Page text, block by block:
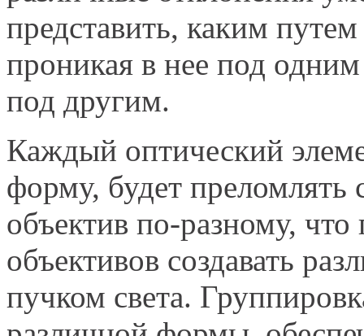
представить, каким
проникая в нее под
под другим.
Каждый оптический
форму, будет преломлять
объектив по-разному, что
объективов создавать
пучком света.